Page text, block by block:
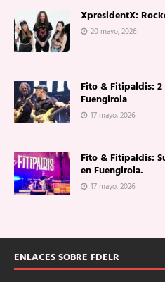
XpresidentX:
20 mayo, 2026
Fito & Fitipaldis: 2
Fuengirola
17 mayo, 2026
Fito & Fitipaldis:
en Fuengirola.
17 mayo, 2026
ENLACES SOBRE FDELR